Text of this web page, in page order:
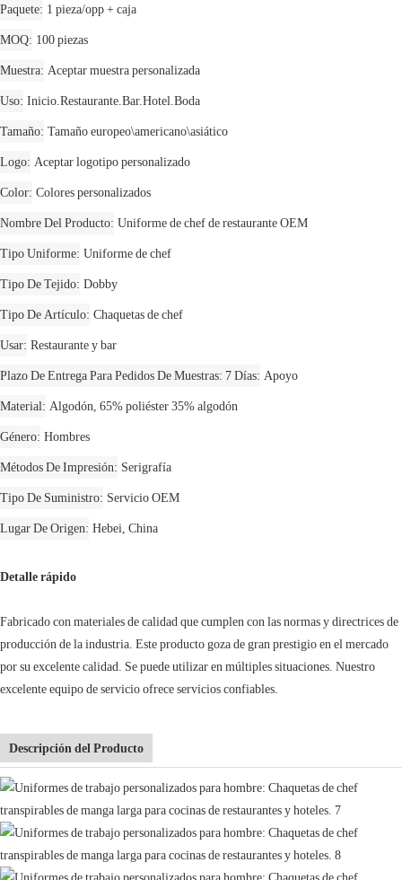
Paquete 1 pieza/opp + caja
MOQ 100 piezas
Muestra Aceptar muestra personalizada
Uso Inicio.Restaurante.Bar.Hotel.Boda
Tamaño Tamaño europeo\americano\asiático
Logo Aceptar logotipo personalizado
Color Colores personalizados
Nombre Del Producto Uniforme de chef de restaurante OEM
Tipo Uniforme Uniforme de chef
Tipo De Tejido Dobby
Tipo De Artículo Chaquetas de chef
Usar Restaurante y bar
Plazo De Entrega Para Pedidos De Muestras: 7 Días Apoyo
Material Algodón, 65% poliéster 35% algodón
Género Hombres
Métodos De Impresión Serigrafía
Tipo De Suministro Servicio OEM
Lugar De Origen Hebei, China
Detalle rápido
Fabricado con materiales de calidad que cumplen con las normas y directrices de
producción de la industria. Este producto goza de gran prestigio en el mercado
por su excelente calidad. Se puede utilizar en múltiples situaciones. Nuestro
excelente equipo de servicio ofrece servicios confiables.
Descripción del Producto